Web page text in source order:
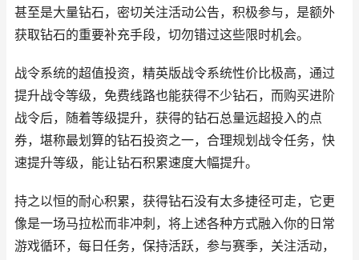
甚至是大量钻石，密切关注活动公告，积极参与，是额外
获取钻石的重要补充手段，切勿错过这些限时机会。
战令系统的超值投资，精英版战令系统性价比极高，通过
提升战令等级，免费线路也能获得不少钻石，而购买进阶
战令后，随着等级提升，获得的钻石总量远超投入的点
券，堪称最划算的钻石投资之一，合理规划战令任务，快
速提升等级，能让钻石积累速度大幅提升。
持之以恒的耐心积累，获得钻石没有太多捷径可走，它更
像是一场马拉松而非冲刺，将上述各种方式融入你的日常
游戏循环，每日任务，保持活跃，参与赛季，关注活动，